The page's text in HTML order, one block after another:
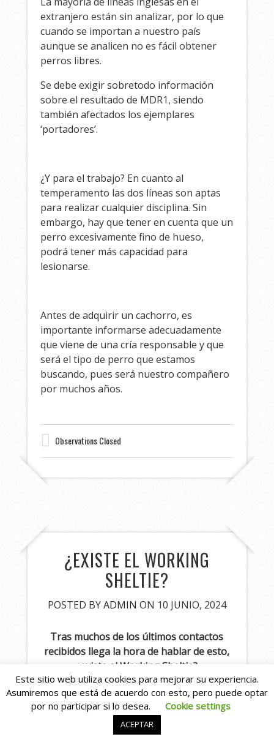
extranjero están sin analizar, por lo que
cuando se importan a nuestro país
aunque se analicen no es fácil obtener
perros libres.
Se debe exigir sobretodo información
sobre el resultado de MDR1, siendo
también afectados los ejemplares
‘portadores’.
¿Y para el trabajo? En cuanto al
temperamento las dos líneas son aptas
para realizar cualquier disciplina. Sin
embargo, hay que tener en cuenta que un
perro excesivamente fino de hueso,
podrá tener más capacidad para
lesionarse.
Antes de adquirir un cachorro, es
importante informarse adecuadamente
que viene de una cría responsable y que
será el tipo de perro que estamos
buscando, pues será nuestro compañero
por muchos años.
Observations Closed
¿EXISTE EL WORKING
SHELTIE?
POSTED BYADMIN ON 10 JUNIO, 2024
Tras muchos de los últimos contactos
recibidos llega la hora de hablar de esto,
¿existe el Working Sheltie?
LA RESPUESTA ES UN ROTUNDO NO.
Cabe empezar hablando, de que el Sheltie
es una raza muy inteligente que fue
Este sitio web utiliza cookies para mejorar su experiencia.
Asumiremos que está de acuerdo con esto, pero puede optar
por no participar si lo desea.
Cookie settings
ACEPTAR